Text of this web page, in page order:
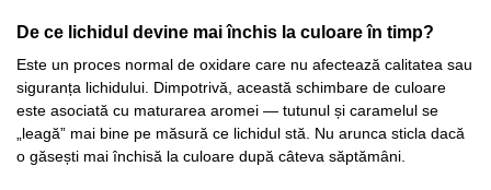
De ce lichidul devine mai închis la culoare în timp?
Este un proces normal de oxidare care nu afectează calitatea sau
siguranța lichidului. Dimpotrivă, această schimbare de culoare
este asociată cu maturarea aromei — tutunul și caramelul se
„leagă” mai bine pe măsură ce lichidul stă. Nu arunca sticla dacă
o găsești mai închisă la culoare după câteva săptămâni.